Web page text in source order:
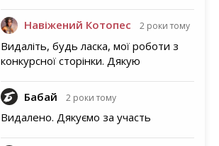
Навіжений Котопес 2 роки тому
Видаліть, будь ласка, мої роботи з
конкурсної сторінки. Дякую
Бабай 2 роки тому
Видалено. Дякуємо за участь